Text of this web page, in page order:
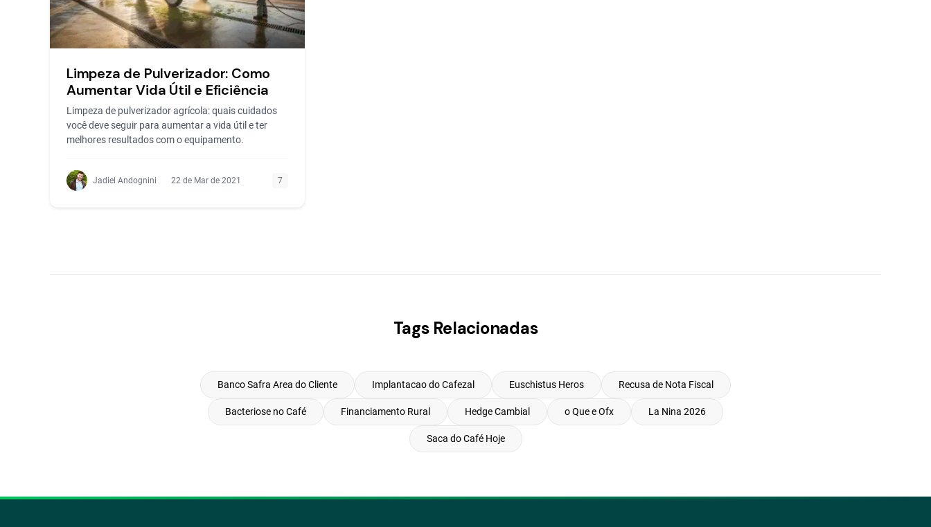
Limpeza de Pulverizador: Como
Aumentar Vida Útil e Eficiência
Limpeza de pulverizador agrícola: quais cuidados
você deve seguir para aumentar a vida útil e ter
melhores resultados com o equipamento.
Jadiel Andognini 22 de Mar de 2021 7
Tags Relacionadas
Banco Safra Area do Cliente Implantacao do Cafezal Euschistus Heros Recusa de Nota Fiscal
Bacteriose no Café Financiamento Rural Hedge Cambial o Que e Ofx La Nina 2026
Saca do Café Hoje